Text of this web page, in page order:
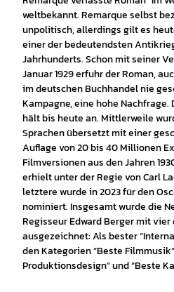
weltbekannt. Remarque selbst
unpolitisch, allerdings gilt es
einer der bedeutendsten
Jahrhunderts. Schon mit seiner
Januar 1929 erfuhr der Roman,
im deutschen Buchhandel nie
Kampagne, eine hohe
hält bis heute an. Mittlerweile
Sprachen übersetzt mit einer
Auflage von 20 bis 40 Millionen
Filmversionen aus den Jahren
erhielt unter der Regie von Carl
letztere wurde in 2023 für den
nominiert. Insgesamt wurde die
Regisseur Edward Berger mit
ausgezeichnet: Als bester
den Kategorien “Beste
Produktionsdesign” und “Beste